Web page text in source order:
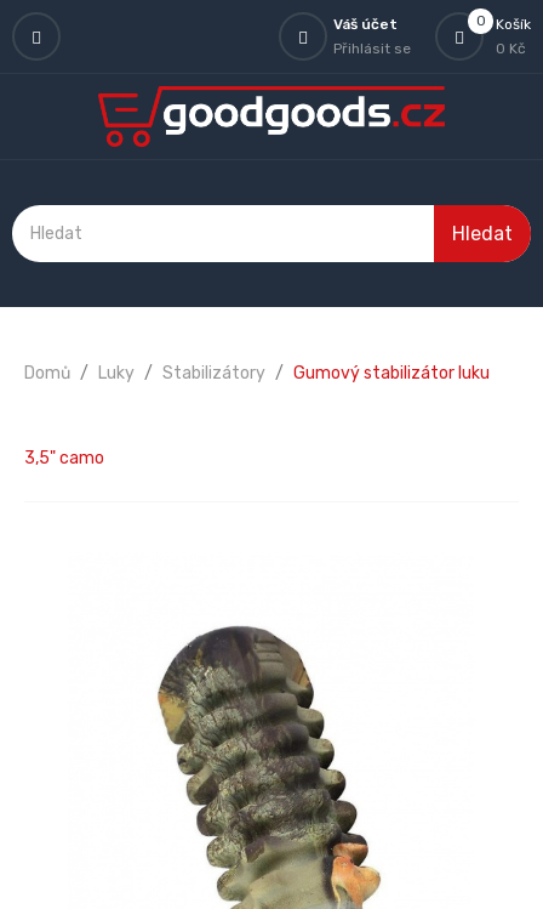
0
Košík
0 Kč
Váš účet
Přihlásit se
Hledat
Domů Luky Stabilizátory Gumový stabilizátor luku
3,5" camo